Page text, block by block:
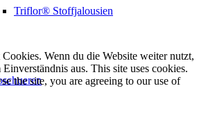
Triflor® Stoffjalousien
Wenn du die Website weiter nutzt,
aus. This site uses cookies.
the site, you are agreeing to our use of